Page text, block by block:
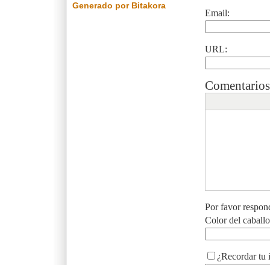
Email:
URL:
Por favor
Color del
¿Recordar tu
Generado por Bitakora